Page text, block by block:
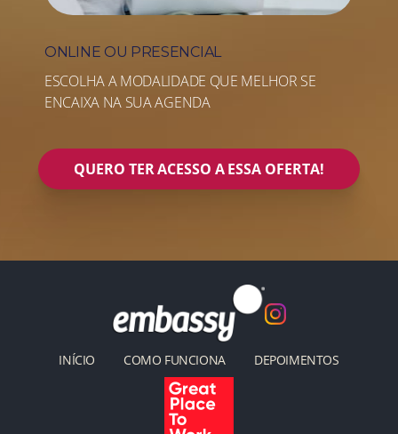
ONLINE OU PRESENCIAL
ESCOLHA A MODALIDADE QUE MELHOR SE
ENCAIXA NA SUA AGENDA
QUERO TER ACESSO A ESSA OFERTA!
INÍCIO COMO FUNCIONA DEPOIMENTOS